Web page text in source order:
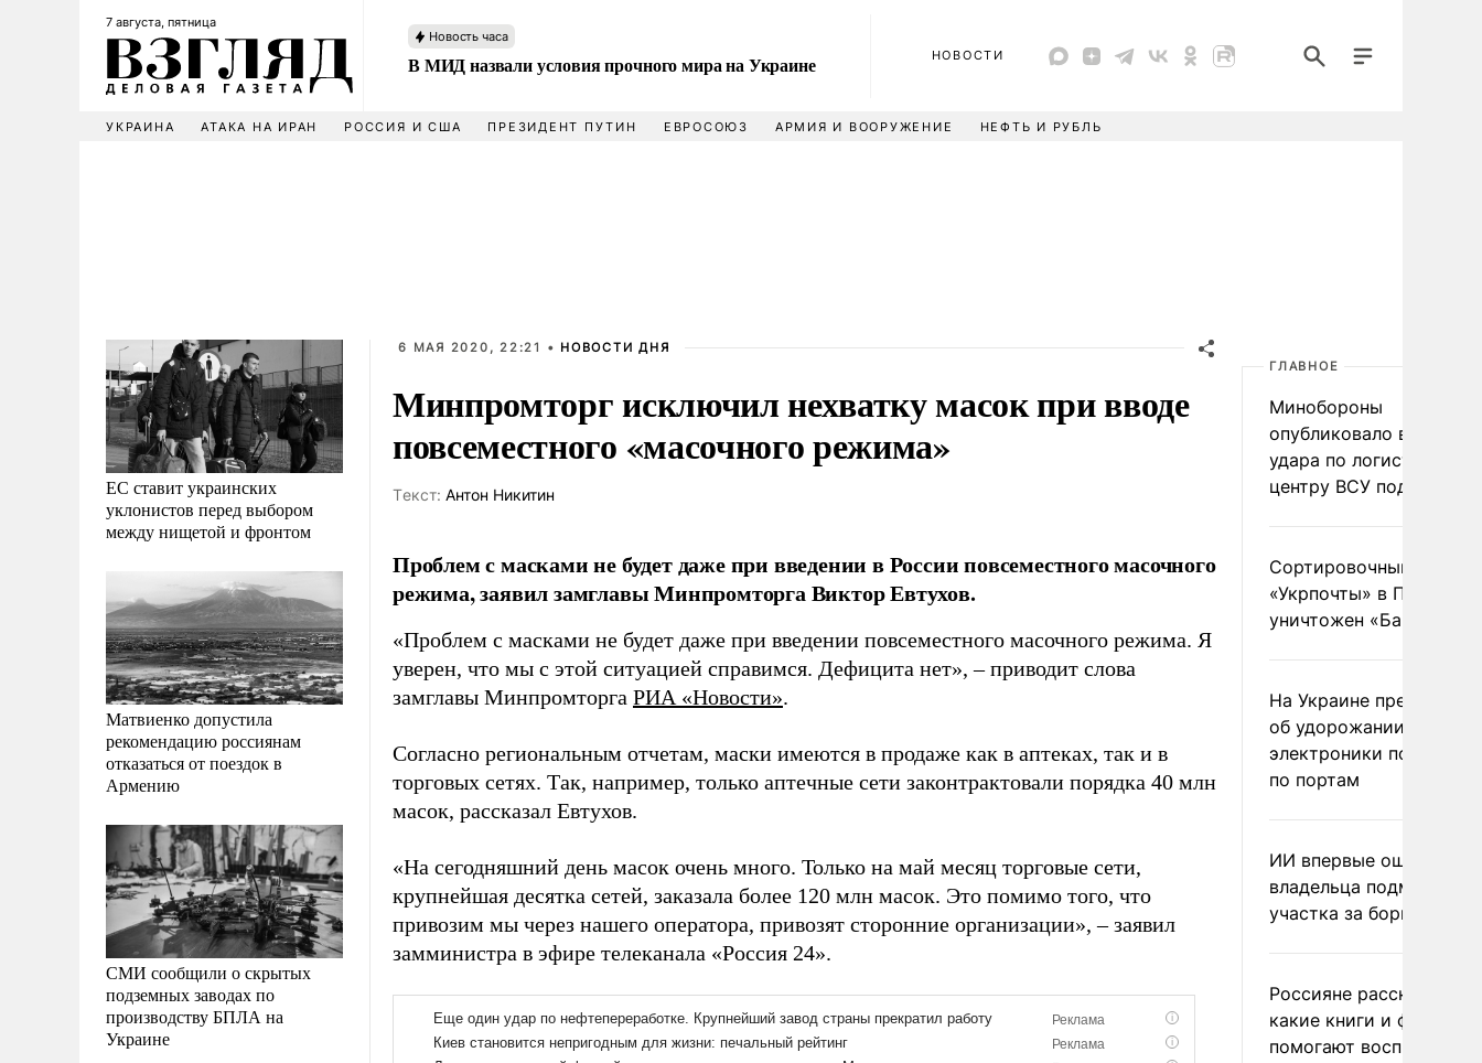
7 августа, пятница
Новость часа
В МИД назвали условия прочного мира на Украине НОВОСТИ
УКРАИНА АТАКА НА ИРАН РОССИЯ И США ПРЕЗИДЕНТ ПУТИН ЕВРОСОЮЗ АРМИЯ И ВООРУЖЕНИЕ НЕФТЬ И РУБЛЬ
ЕС ставит украинских
уклонистов перед выбором
между нищетой и фронтом
Матвиенко допустила
рекомендацию россиянам
отказаться от поездок в
Армению
СМИ сообщили о скрытых
подземных заводах по
производству БПЛА на
Украине
6 МАЯ 2020, 22:21 • НОВОСТИ ДНЯ
Минпромторг исключил нехватку масок при вводе
повсеместного «масочного режима»
Tекст: Антон Никитин
Проблем с масками не будет даже при введении в России повсеместного масочного
режима, заявил замглавы Минпромторга Виктор Евтухов.
«Проблем с масками не будет даже при введении повсеместного масочного режима. Я
уверен, что мы с этой ситуацией справимся. Дефицита нет», – приводит слова
замглавы Минпромторга РИА «Новости».
Согласно региональным отчетам, маски имеются в продаже как в аптеках, так и в
торговых сетях. Так, например, только аптечные сети законтрактовали порядка 40 млн
масок, рассказал Евтухов.
«На сегодняшний день масок очень много. Только на май месяц торговые сети,
крупнейшая десятка сетей, заказала более 120 млн масок. Это помимо того, что
привозим мы через нашего оператора, привозят сторонние организации», – заявил
замминистра в эфире телеканала «Россия 24».
ГЛАВНОЕ
Минобороны
опубликовало видео
удара по
центру ВСУ под Киевом
Сортировочный пункт
«Укрпочты» в
уничтожен
На Украине
об удорожании
электроники после
по портам
ИИ впервые
владельца
участка за борщевик
Россияне рассказали,
какие книги и фильмы
помогают воспитывать